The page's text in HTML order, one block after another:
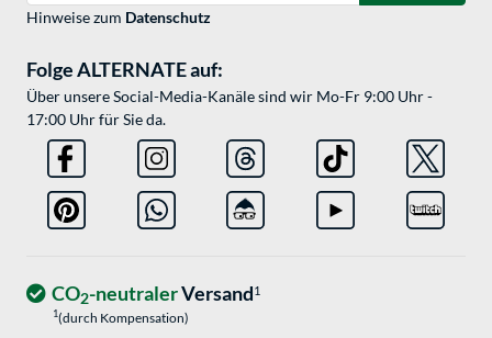
Hinweise zum Datenschutz
Folge ALTERNATE auf:
Über unsere Social-Media-Kanäle sind wir Mo-Fr 9:00 Uhr -
17:00 Uhr für Sie da.
CO2-neutralerVersand1
1(durch Kompensation)